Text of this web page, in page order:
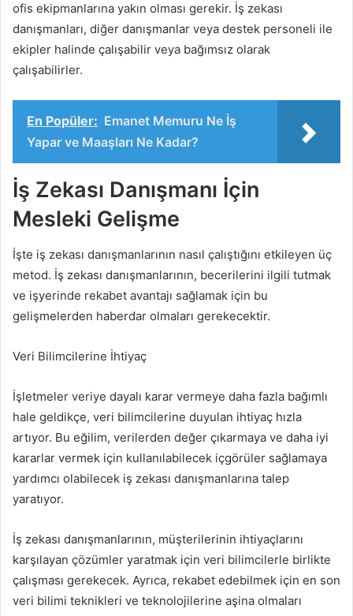
ofis ekipmanlarına yakın olması gerekir. İş zekası
danışmanları, diğer danışmanlar veya destek personeli ile
ekipler halinde çalışabilir veya bağımsız olarak
çalışabilirler.
En Popüler: Emanet Memuru Ne İş
Yapar ve Maaşları Ne Kadar?
İş Zekası Danışmanı İçin
Mesleki Gelişme
İşte iş zekası danışmanlarının nasıl çalıştığını etkileyen üç
metod. İş zekası danışmanlarının, becerilerini ilgili tutmak
ve işyerinde rekabet avantajı sağlamak için bu
gelişmelerden haberdar olmaları gerekecektir.
Veri Bilimcilerine İhtiyaç
İşletmeler veriye dayalı karar vermeye daha fazla bağımlı
hale geldikçe, veri bilimcilerine duyulan ihtiyaç hızla
artıyor. Bu eğilim, verilerden değer çıkarmaya ve daha iyi
kararlar vermek için kullanılabilecek içgörüler sağlamaya
yardımcı olabilecek iş zekası danışmanlarına talep
yaratıyor.
İş zekası danışmanlarının, müşterilerinin ihtiyaçlarını
karşılayan çözümler yaratmak için veri bilimcilerle birlikte
çalışması gerekecek. Ayrıca, rekabet edebilmek için en son
veri bilimi teknikleri ve teknolojilerine aşina olmaları